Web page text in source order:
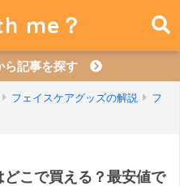
me？
ら記事を探す
フェイスケアグッズの解説
フ
こで買える？最安値で